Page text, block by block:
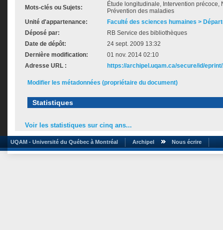
Mots-clés ou Sujets:
Étude longitudinale, Intervention précoce,
Prévention des maladies
Unité d'appartenance:
Faculté des sciences humaines >
Déposé par:
RB Service des bibliothèques
Date de dépôt:
24 sept. 2009 13:32
Dernière modification:
01 nov. 2014 02:10
Adresse URL :
https://archipel.uqam.ca/secure/id/
Modifier les métadonnées (propriétaire du document)
Statistiques
Voir les statistiques sur cinq ans...
UQAM - Université du Québec à Montréal Archipel Nous écrire